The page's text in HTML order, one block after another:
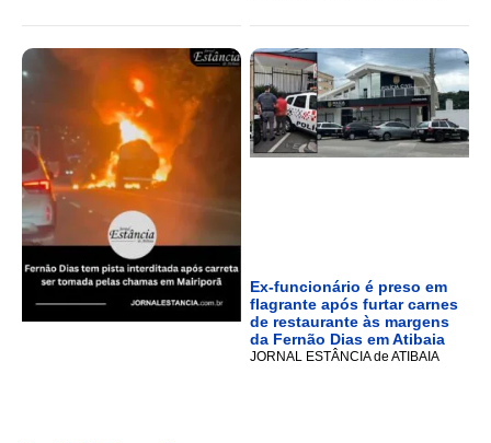
Ex-funcionário é preso em
flagrante após furtar carnes
de restaurante às margens
da Fernão Dias em Atibaia
JORNAL ESTÂNCIA de ATIBAIA